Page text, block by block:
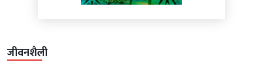
जीवनशैली